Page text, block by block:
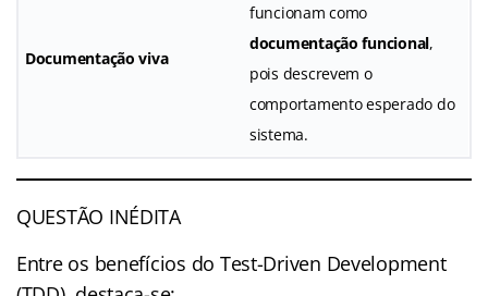
Documentação viva
funcionam como
documentação funcional,
pois descrevem o
comportamento esperado do
sistema.
QUESTÃO INÉDITA
Entre os benefícios do Test-Driven Development